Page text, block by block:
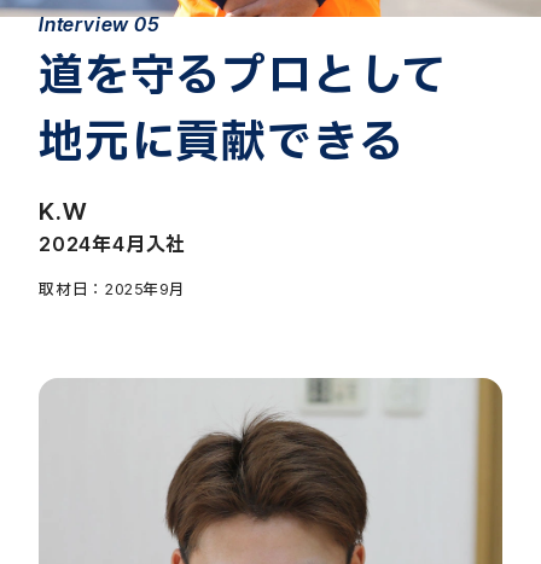
Interview 05
道を守るプロとして
地元に貢献できる
K.W
2024年4月入社
取材日：2025年9月